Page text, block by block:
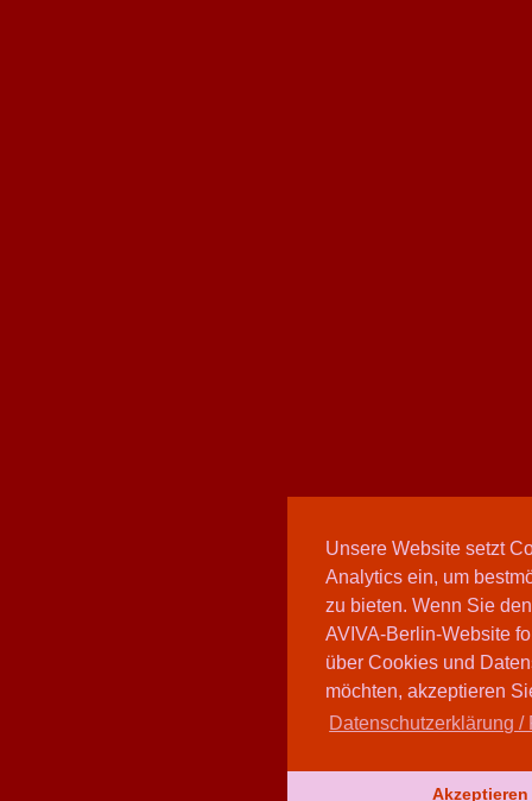
Unsere Website setzt
Analytics ein, um
zu bieten. Wenn Sie
AVIVA-Berlin-Website
über Cookies und
möchten, akzeptieren
Datenschutzerklärung /